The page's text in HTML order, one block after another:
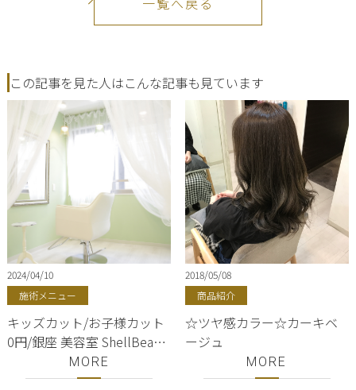
この記事を見た人はこんな記事も見ています
2024/04/10
施術メニュー
キッズカット/お子様カット
0円/銀座 美容室 ShellBear
【銀座・東銀座・中央区・
美容室】豊洲／築地／勝ど
MORE
2018/05/08
商品紹介
☆ツヤ感カラー☆カーキベ
ージュ
MORE